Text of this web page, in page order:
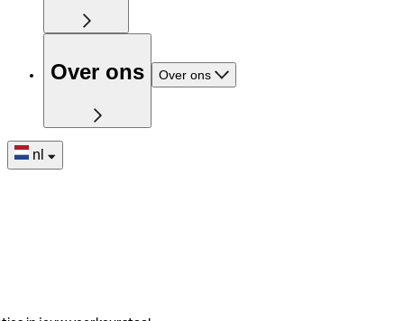
Over ons Over ons
nl